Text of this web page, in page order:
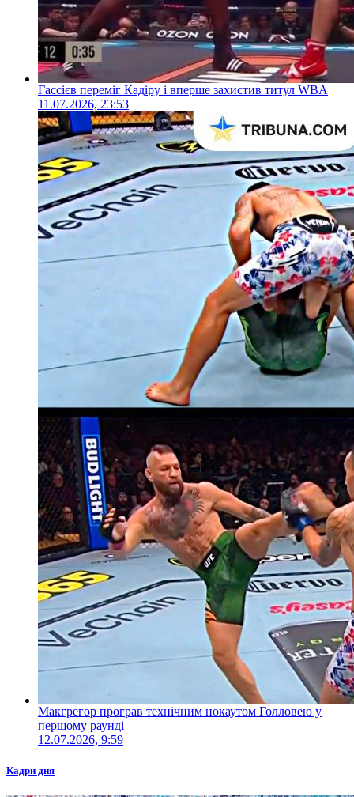
Гассієв переміг Кадіру і вперше захистив титул WBA
11.07.2026, 23:53
Макгрегор програв технічним нокаутом Голловею у
першому раунді
12.07.2026, 9:59
Кадри дня